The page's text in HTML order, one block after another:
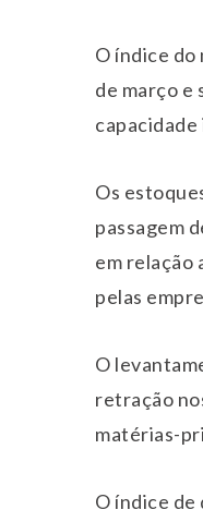
O índice
de março e
capacidade
Os
passagem
em relação
pelas
O
retração
matérias-
O índice de